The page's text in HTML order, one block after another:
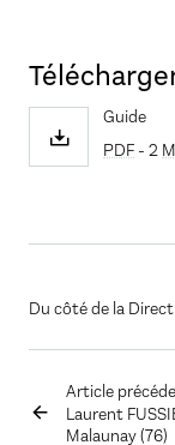
Guide
PDF - 2
Article
Laurent
Malaunay (76)
Du côté de la